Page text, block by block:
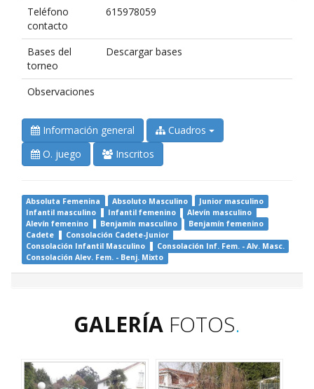
Teléfono
contacto
615978059
Bases del
torneo
Descargar bases
Observaciones
Información general
Cuadros
O. juego
Inscritos
Absoluta Femenina Absoluto Masculino
Junior masculino
Infantil masculino
Infantil femenino
Alevín masculino
Alevín femenino
Benjamín masculino
Benjamín femenino
Cadete
Consolación Cadete-Junior
Consolación Infantil Masculino
Consolación Inf. Fem. - Alv. Masc.
Consolación Alev. Fem. - Benj. Mixto
GALERÍA FOTOS.